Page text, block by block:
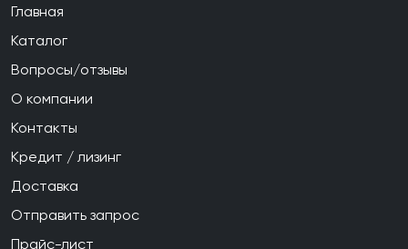
Главная
Каталог
Вопросы/отзывы
О компании
Контакты
Кредит / лизинг
Доставка
Отправить запрос
Прайс-лист